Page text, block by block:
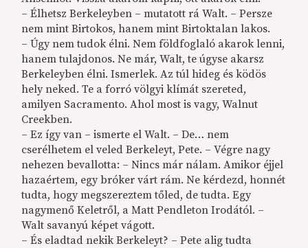
– Élhetsz Berkeleyben – mutatott rá Walt. – Persze
nem mint Birtokos, hanem mint Birtoktalan lakos.
– Úgy nem tudok élni. Nem földfoglaló akarok lenni,
hanem tulajdonos. Ne már, Walt, te úgyse akarsz
Berkeleyben élni. Ismerlek. Az túl hideg és ködös
hely neked. Te a forró völgyi klímát szereted,
amilyen Sacramento. Ahol most is vagy, Walnut
Creekben.
– Ez így van – ismerte el Walt. – De… nem
cserélhetem el veled Berkeleyt, Pete. – Végre nagy
nehezen bevallotta: – Nincs már nálam. Amikor éjjel
hazaértem, egy bróker várt rám. Ne kérdezd, honnét
tudta, hogy megszereztem tőled, de tudta. Egy
nagymenő Keletről, a Matt Pendleton Irodától. –
Walt savanyú képet vágott.
– És eladtad nekik Berkeleyt? – Pete alig tudta